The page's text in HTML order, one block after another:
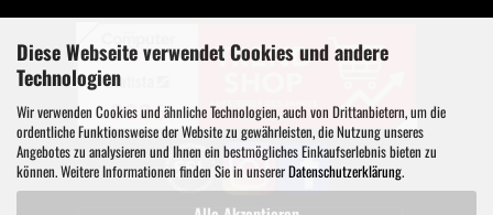
Diese Webseite verwendet Cookies und andere
Technologien
Wir verwenden Cookies und ähnliche Technologien, auch von Drittanbietern, um die
ordentliche Funktionsweise der Website zu gewährleisten, die Nutzung unseres
Angebotes zu analysieren und Ihnen ein bestmögliches Einkaufserlebnis bieten zu
können. Weitere Informationen finden Sie in unsererDatenschutzerklärung.